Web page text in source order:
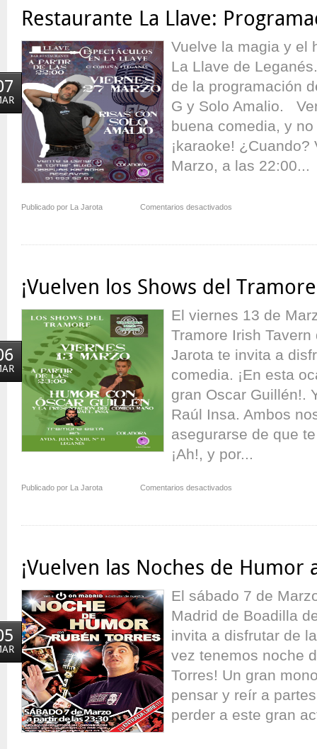
del
Tiempo
Restaurante La Llave:
Vuelve la magia y el
La Llave de
de la programación
G y Solo Amalio.
buena comedia, y
¡karaoke!
Marzo, a las 22:00...
Publicado por La Jarota Comentarios desactivados
Llave:
Marzo
¡Vuelven los Shows del
El viernes 13 de
Tramore Irish
Jarota te invita a
comedia. ¡En esta
gran Oscar Guillén!.
Raúl Insa. Ambos
asegurarse de que
¡Ah!, y por...
Publicado por La Jarota Comentarios desactivados
Shows
¡Vuelven las Noches de Humor
El sábado 7 de
Madrid de Boadilla
invita a disfrutar de
vez tenemos noche
Torres! Un gran
pensar y reír a
perder a este gran